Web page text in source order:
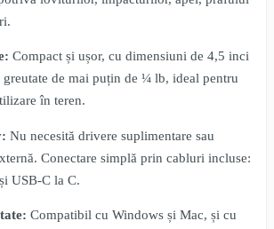
Compact și ușor, cu dimensiuni de 4,5 inci
de mai puțin de ¼ lb, ideal pentru
în teren.
Nu necesită drivere suplimentare sau
Conectare simplă prin cabluri incluse:
USB-C la C.
Compatibil cu Windows și Mac, și cu